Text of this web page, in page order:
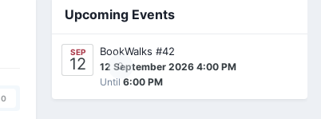
0
Upcoming Events
SEP
12 0
BookWalks #42
12 September 2026 4:00 PM
Until 6:00 PM